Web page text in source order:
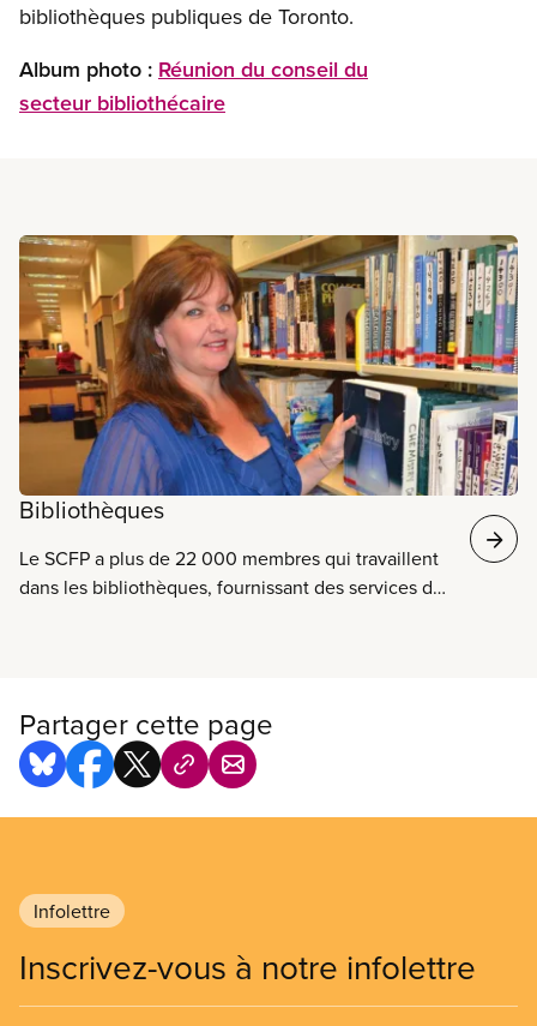
bibliothèques publiques de Toronto.
Album photo : Réunion du conseil du
secteur bibliothécaire
En savoir plus
Bibliothèques
Le SCFP a plus de 22 000 membres qui travaillent
dans les bibliothèques, fournissant des services de
et d’institutions universitaires, collégiales et
scolaires.
Partager cette page
Infolettre
Inscrivez-vous à notre infolettre